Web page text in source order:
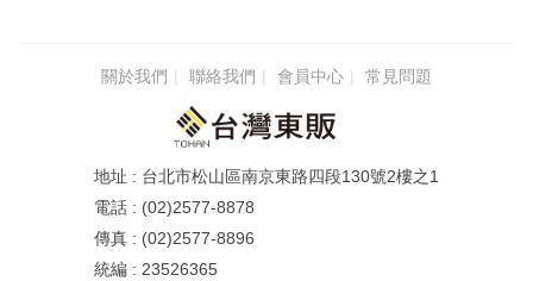
關於我們 聯絡我們 會員中心 常見問題
台北市松山區南京東路四段130號2樓之1
(02)2577-8878
(02)2577-8896
23526365